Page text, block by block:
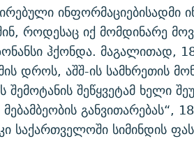
ინფორმაციებისადმი
როდესაც იქ მომდინარე
ჰქონდა. მაგალითად,
დროს, აშშ-ის სამხრეთის
შემოტანის შეწყვეტამ ხელი
განვითარებას“,
საქართველოში სიმინდის